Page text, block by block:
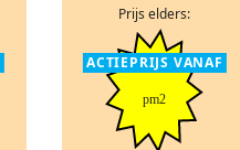
Prijs elders:
ACTIEPRIJS VANAF
pm2